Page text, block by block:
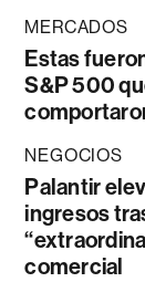
MERCADOS
Estas
S&P 500
NEGOCIOS
Palantir
ingresos
comercial